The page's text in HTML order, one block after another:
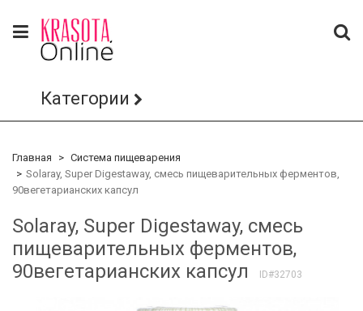
Категории
Главная
Система пищеварения
Solaray, Super Digestaway, смесь пищеварительных ферментов,
90вегетарианских капсул
Solaray, Super Digestaway, смесь
пищеварительных ферментов,
90вегетарианских капсул
ID#32703